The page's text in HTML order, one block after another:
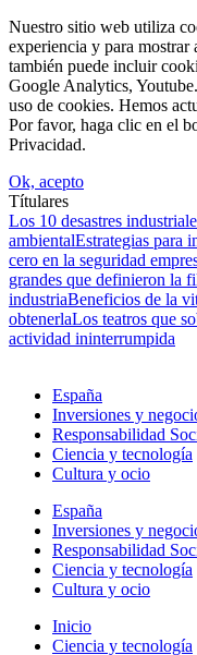
Nuestro sitio web utiliza
experiencia y para
también puede incluir
Google Analytics,
uso de cookies. Hemos
Por favor, haga clic en el
Privacidad.
Ok, acepto
Títulares
Los 10 desastres
ambientalEstrategias para
cero en la seguridad
grandes que definieron la
industriaBeneficios de la
obtenerlaLos teatros que
actividad ininterrumpida
España
Inversiones y
Responsabilidad
Ciencia y tecnología
Cultura y ocio
España
Inversiones y
Responsabilidad
Ciencia y tecnología
Cultura y ocio
Inicio
Ciencia y tecnología